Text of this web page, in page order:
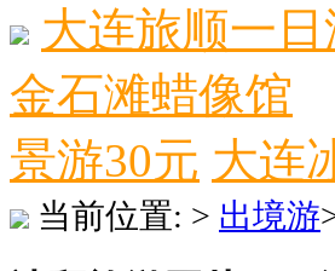
大连旅顺一日
金石滩蜡像馆
景游30元 大连
当前位置: > 出境游